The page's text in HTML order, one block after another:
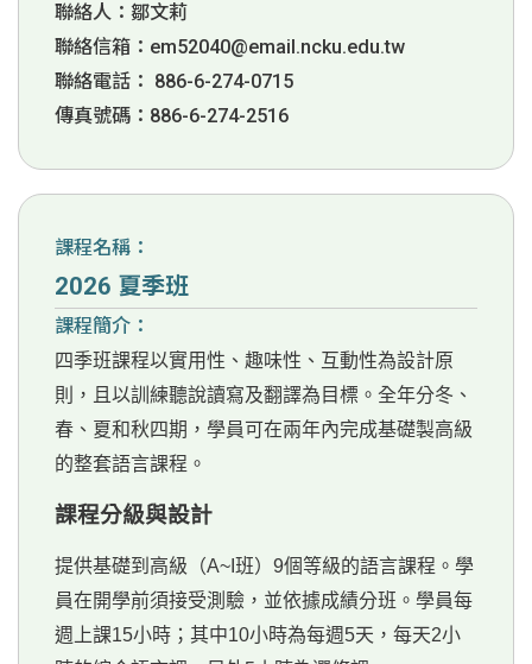
聯絡人：鄒文莉
聯絡信箱： em52040@email.ncku.edu.tw
聯絡電話： 886-6-274-0715
傳真號碼：886-6-274-2516
課程名稱：
2026 夏季班
課程簡介：
四季班課程以實用性、趣味性、互動性為設計原
則，且以訓練聽說讀寫及翻譯為目標。全年分冬、
春、夏和秋四期，學員可在兩年內完成基礎製高級
的整套語言課程。
課程分級與設計
提供基礎到高級（A~I班）9個等級的語言課程。學
員在開學前須接受測驗，並依據成績分班。學員每
週上課15小時；其中10小時為每週5天，每天2小